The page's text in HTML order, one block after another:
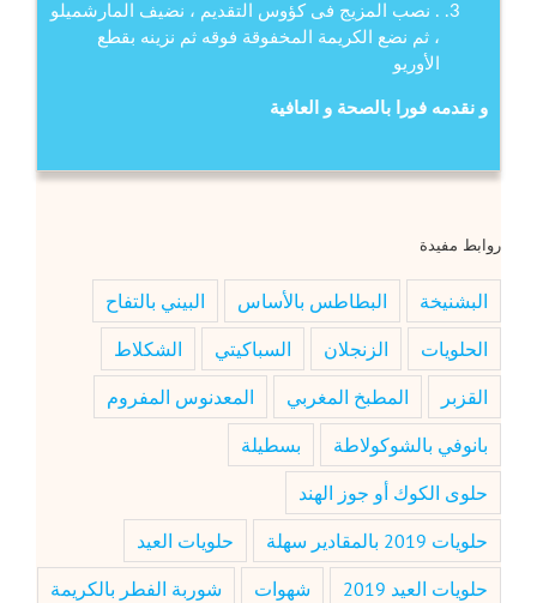
. نصب المزيج فى كؤوس التقديم ، نضيف المارشميلو
، ثم نضع الكريمة المخفوقة فوقه ثم نزينه بقطع
الأوريو
و نقدمه فورا بالصحة و العافية
روابط مفيدة
البشنيخة البطاطس بالأساس
البيني بالتفاح
الحلويات
الزنجلان السباكيتي
الشكلاط
القزبر
المطبخ المغربي
المعدنوس المفروم
بانوفي بالشوكولاطة
بسطيلة
حلوى الكوك أو جوز الهند
حلويات 2019 بالمقادير سهلة
حلويات العيد
حلويات العيد 2019
شهوات
شوربة الفطر بالكريمة